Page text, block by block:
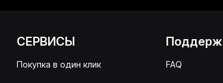
СЕРВИСЫ
Покупка в один клик FAQ